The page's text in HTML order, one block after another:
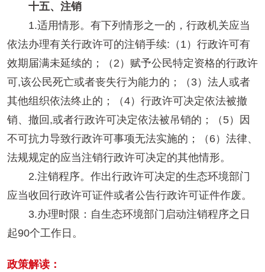
十五、注销
1.适用情形。有下列情形之一的，行政机关应当
依法办理有关行政许可的注销手续:（1）行政许可有
效期届满未延续的；（2）赋予公民特定资格的行政许
可,该公民死亡或者丧失行为能力的；（3）法人或者
其他组织依法终止的；（4）行政许可决定依法被撤
销、撤回,或者行政许可决定依法被吊销的；（5）因
不可抗力导致行政许可事项无法实施的；（6）法律、
法规规定的应当注销行政许可决定的其他情形。
2.注销程序。作出行政许可决定的生态环境部门
应当收回行政许可证件或者公告行政许可证件作废。
3.办理时限：自生态环境部门启动注销程序之日
起90个工作日。
政策解读：